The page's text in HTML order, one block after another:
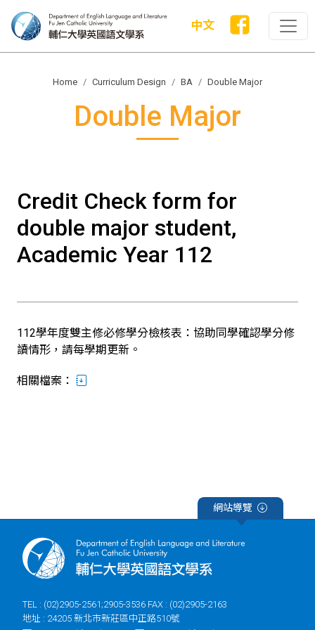
中文
Home Curriculum Design BA Double Major
Double Major
Credit Check form for
double major student,
Academic Year 112
112學年度雙主修必修學分檢核表：協助同學確認學分修
讀情形，請每學期更新。
相關檔案：
網站導覽
TEL : (02)2905-2561;2905-3536 FAX : (02)2905-2163
地址 : 24205 新北市新莊區中正路510號